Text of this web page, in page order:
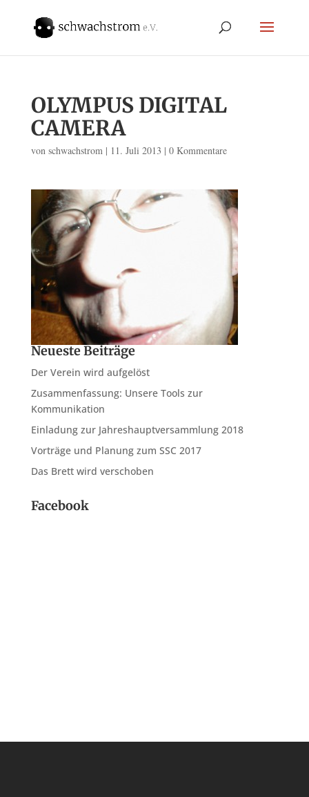
OLYMPUS DIGITAL
CAMERA
von schwachstrom| 11. Juli 2013 | 0 Kommentare
Neueste Beiträge
Der Verein wird aufgelöst
Zusammenfassung: Unsere Tools zur
Kommunikation
Einladung zur Jahreshauptversammlung 2018
Vorträge und Planung zum SSC 2017
Das Brett wird verschoben
Facebook